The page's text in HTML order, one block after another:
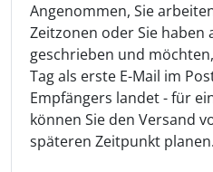
Angenommen, Sie
Zeitzonen oder Sie haben
geschrieben und
Tag als erste E-Mail im
Empfängers landet - für
können Sie den Versand
späteren Zeitpunkt planen.